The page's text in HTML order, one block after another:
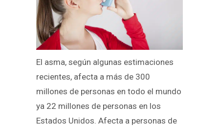
El asma, según algunas estimaciones
recientes, afecta a más de 300
millones de personas en todo el mundo
ya 22 millones de personas en los
Estados Unidos. Afecta a personas de